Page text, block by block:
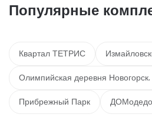
Популярные
Квартал ТЕТРИС
Олимпийская деревня
Прибрежный Парк